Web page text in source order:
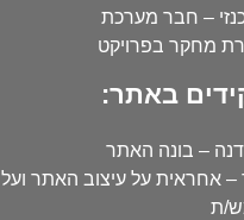
– חבר מערכת
מחקר בפרויקט
באתר:
– בונה האתר
– אחראית על עיצוב האתר ועל
ת